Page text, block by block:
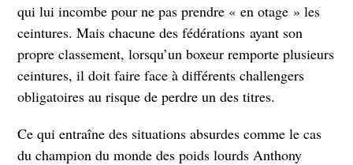
qui lui incombe pour ne pas prendre « en otage » les
ceintures. Mais chacune des fédérations ayant son
propre classement, lorsqu’un boxeur remporte plusieurs
ceintures, il doit faire face à différents challengers
obligatoires au risque de perdre un des titres.
Ce qui entraîne des situations absurdes comme le cas
du champion du monde des poids lourds Anthony